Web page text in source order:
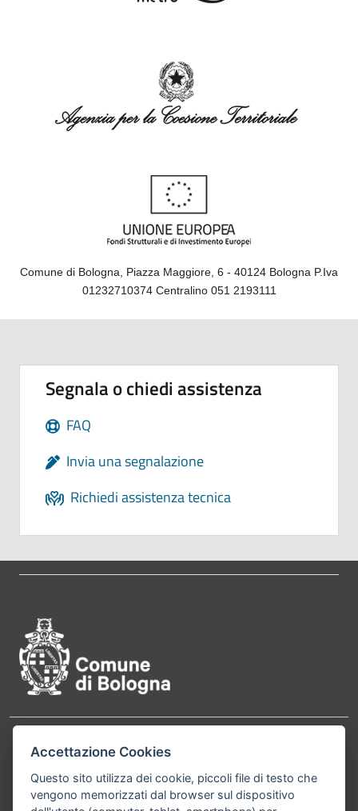
Comune di Bologna, Piazza Maggiore, 6 - 40124 Bologna P.Iva
01232710374 Centralino 051 2193111
Segnala o chiedi assistenza
FAQ
Invia una segnalazione
Richiedi assistenza tecnica
Contatti
Comune di Bologna, Piazza Maggiore, 6 - 40124
Bologna P.Iva 01232710374 Cod. IBAN: IT 88 R
02008 02435 000020067156
Accettazione Cookies
Questo sito utilizza dei cookie, piccoli file di testo che
vengono memorizzati dal browser sul dispositivo